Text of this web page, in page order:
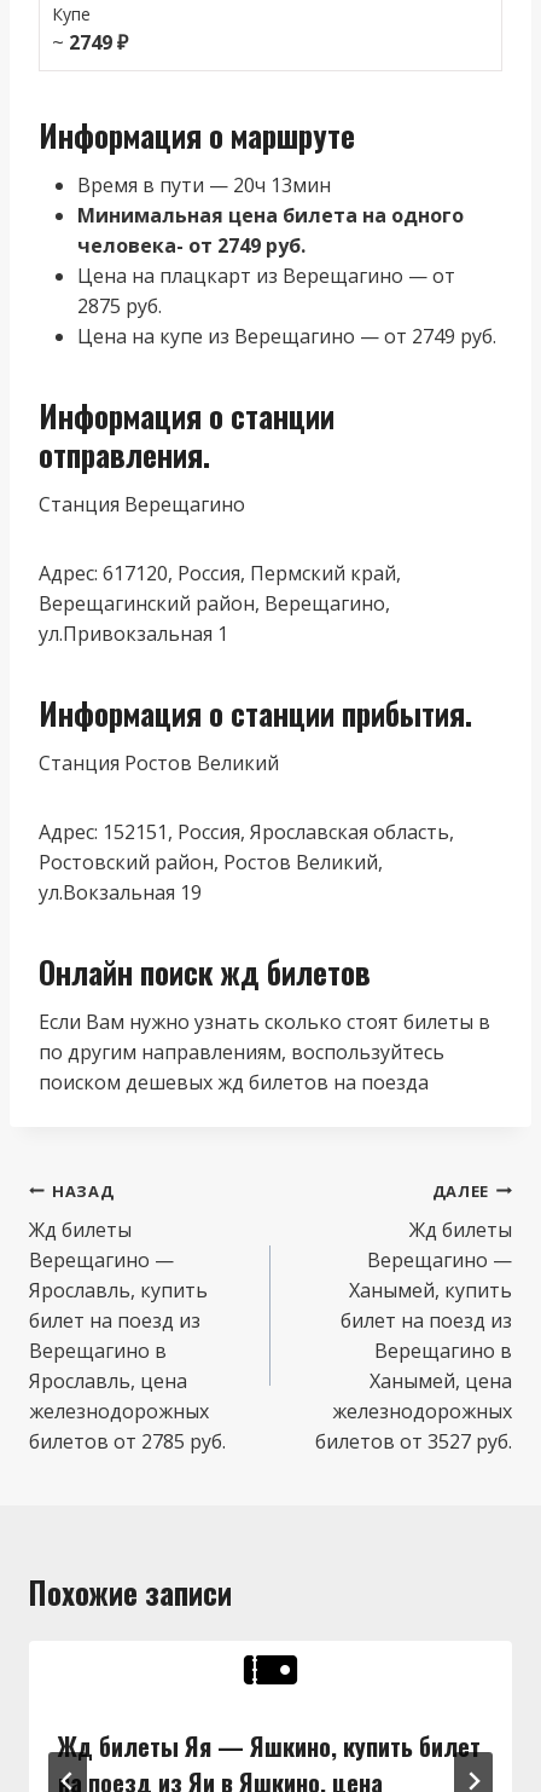
Купе
~ 2749 ₽
Информация о маршруте
Время в пути — 20ч 13мин
Минимальная цена билета на одного
человека- от 2749 руб.
Цена на плацкарт из Верещагино — от
2875 руб.
Цена на купе из Верещагино — от 2749 руб.
Информация о станции
отправления.
Станция Верещагино
Адрес: 617120, Россия, Пермский край,
Верещагинский район, Верещагино,
ул.Привокзальная 1
Информация о станции прибытия.
Станция Ростов Великий
Адрес: 152151, Россия, Ярославская область,
Ростовский район, Ростов Великий,
ул.Вокзальная 19
Онлайн поиск жд билетов
Если Вам нужно узнать сколько стоят билеты в
по другим направлениям, воспользуйтесь
поиском дешевых жд билетов на поезда
Навигация
по
записям
НАЗАД
Жд билеты
Верещагино —
Ярославль, купить
билет на поезд из
Верещагино в
Ярославль, цена
железнодорожных
билетов от 2785 руб.
ДАЛЕЕ
Жд билеты
Верещагино —
Ханымей, купить
билет на поезд из
Верещагино в
Ханымей, цена
железнодорожных
билетов от 3527 руб.
Похожие записи
Жд билеты Яя — Яшкино, купить билет
на поезд из Яи в Яшкино, цена